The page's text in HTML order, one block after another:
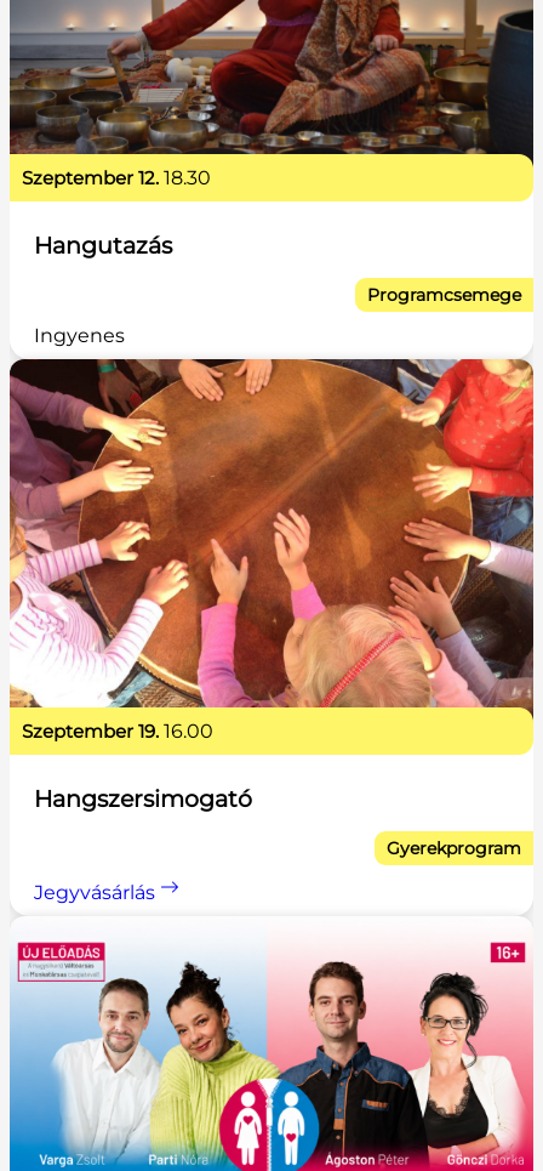
Hangutazás
szeptember 12. 18.30
Ingyenes
Programcsemege
Hangszersimogató
szeptember 19. 16.00
Jegyvásárlás
Gyerekprogram